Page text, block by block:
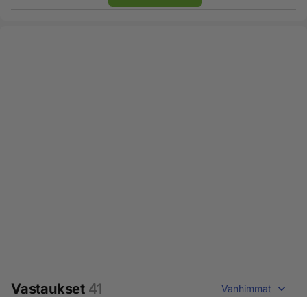
Vastaukset 41 Vanhimmat